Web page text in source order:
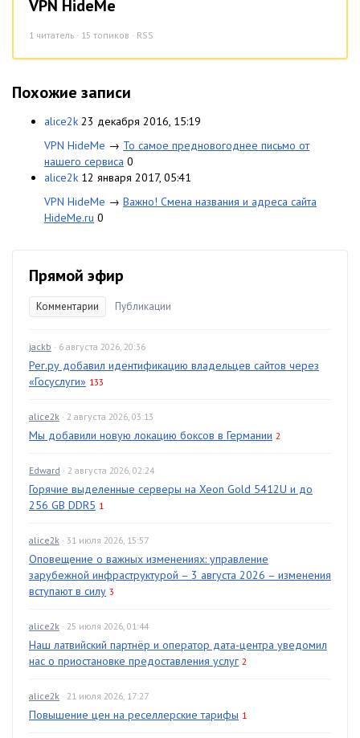
VPN HideMe
1 читатель · 15 топиков · RSS
Похожие записи
alice2k 23 декабря 2016, 15:19
VPN HideMe → То самое предновогоднее письмо от
нашего сервиса 0
alice2k 12 января 2017, 05:41
VPN HideMe → Важно! Смена названия и адреса сайта
HideMe.ru 0
Прямой эфир
Комментарии Публикации
jackb · 6 августа 2026, 20:36
Рег.ру добавил идентификацию владельцев сайтов через
«Госуслуги» 133
alice2k · 2 августа 2026, 03:13
Мы добавили новую локацию боксов в Германии 2
Edward · 2 августа 2026, 02:24
Горячие выделенные серверы на Xeon Gold 5412U и до
256 GB DDR5 1
alice2k · 31 июля 2026, 15:57
Оповещение о важных изменениях: управление
зарубежной инфраструктурой – 3 августа 2026 – изменения
вступают в силу 3
alice2k · 25 июля 2026, 01:44
Наш латвийский партнёр и оператор дата-центра уведомил
нас о приостановке предоставления услуг 2
alice2k · 21 июля 2026, 17:27
Повышение цен на реселлерские тарифы 1